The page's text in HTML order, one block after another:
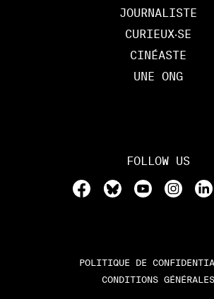
JOURNALISTE
CURIEUX‧SE
CINÉASTE
UNE ONG
FOLLOW US
POLITIQUE DE
CONDITIONS GÉNÉRALES